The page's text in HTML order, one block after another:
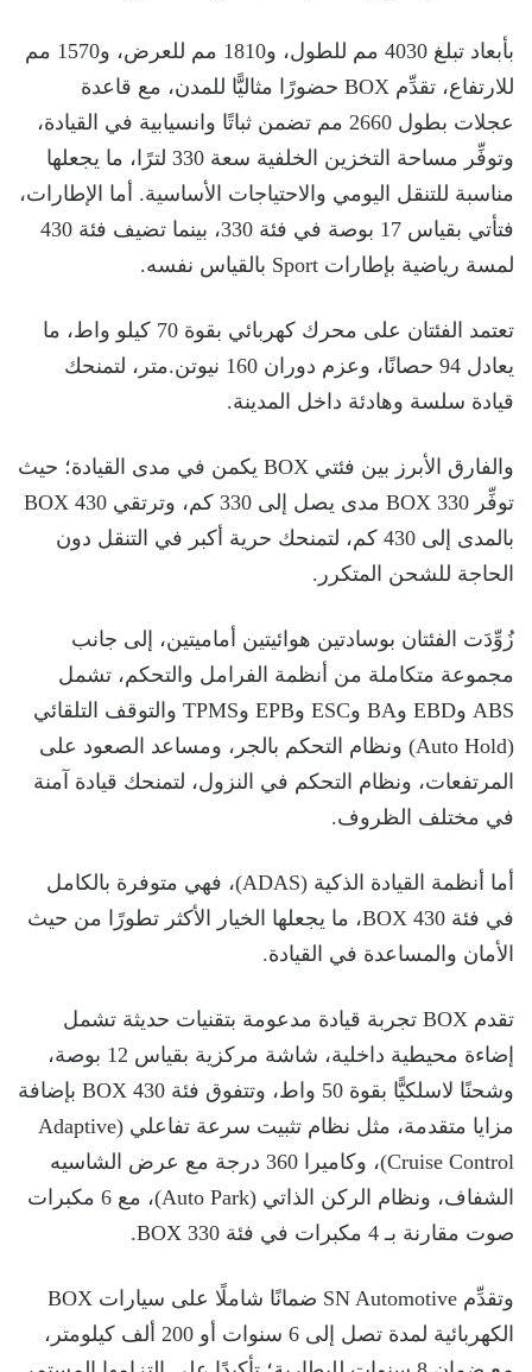
بأبعاد تبلغ 4030 مم للطول، و1810 مم للعرض، و1570 مم
للارتفاع، تقدِّم BOX حضورًا مثاليًّا للمدن، مع قاعدة
عجلات بطول 2660 مم تضمن ثباتًا وانسيابية في القيادة،
وتوفِّر مساحة التخزين الخلفية سعة 330 لترًا، ما يجعلها
مناسبة للتنقل اليومي والاحتياجات الأساسية. أما الإطارات،
فتأتي بقياس 17 بوصة في فئة 330، بينما تضيف فئة 430
لمسة رياضية بإطارات Sport بالقياس نفسه.
تعتمد الفئتان على محرك كهربائي بقوة 70 كيلو واط، ما
يعادل 94 حصانًا، وعزم دوران 160 نيوتن.متر، لتمنحك
قيادة سلسة وهادئة داخل المدينة.
والفارق الأبرز بين فئتي BOX يكمن في مدى القيادة؛ حيث
توفِّر BOX 330 مدى يصل إلى 330 كم، وترتقي BOX 430
بالمدى إلى 430 كم، لتمنحك حرية أكبر في التنقل دون
الحاجة للشحن المتكرر.
زُوِّدَت الفئتان بوسادتين هوائيتين أماميتين، إلى جانب
مجموعة متكاملة من أنظمة الفرامل والتحكم، تشمل
ABS وEBD وBA وESC وEPB وTPMS والتوقف التلقائي
(Auto Hold) ونظام التحكم بالجر، ومساعد الصعود على
المرتفعات، ونظام التحكم في النزول، لتمنحك قيادة آمنة
في مختلف الظروف.
أما أنظمة القيادة الذكية (ADAS)، فهي متوفرة بالكامل
في فئة BOX 430، ما يجعلها الخيار الأكثر تطورًا من حيث
الأمان والمساعدة في القيادة.
تقدم BOX تجربة قيادة مدعومة بتقنيات حديثة تشمل
إضاءة محيطية داخلية، شاشة مركزية بقياس 12 بوصة،
وشحنًا لاسلكيًّا بقوة 50 واط، وتتفوق فئة BOX 430 بإضافة
مزايا متقدمة، مثل نظام تثبيت سرعة تفاعلي (Adaptive
Cruise Control)، وكاميرا 360 درجة مع عرض الشاسيه
الشفاف، ونظام الركن الذاتي (Auto Park)، مع 6 مكبرات
صوت مقارنة بـ 4 مكبرات في فئة BOX 330.
وتقدِّم SN Automotive ضمانًا شاملًا على سيارات BOX
الكهربائية لمدة تصل إلى 6 سنوات أو 200 ألف كيلومتر،